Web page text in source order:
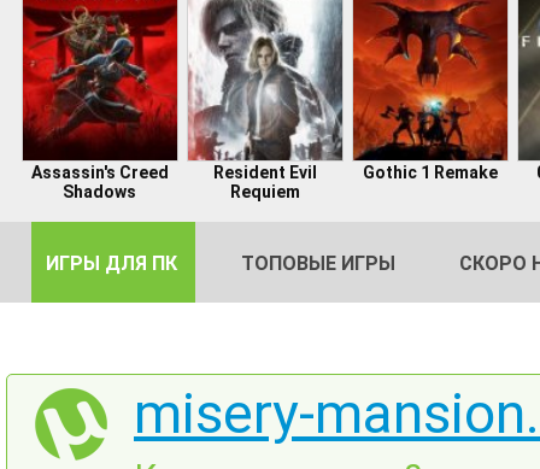
Assassin's Creed
Shadows
Resident Evil
Requiem
Gothic 1 Remake
ИГРЫ ДЛЯ ПК ТОПОВЫЕ ИГРЫ СКОРО
misery-